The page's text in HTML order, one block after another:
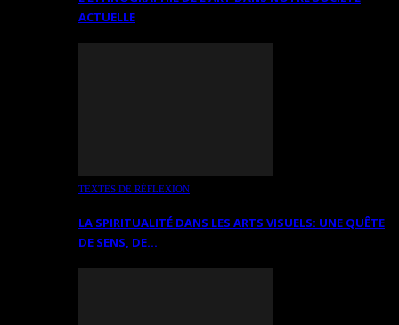
ACTUELLE
TEXTES DE RÉFLEXION
LA SPIRITUALITÉ DANS LES ARTS VISUELS: UNE QUÊTE
DE SENS, DE…